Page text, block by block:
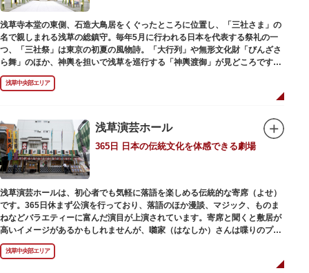
ソニック）の松下幸之助氏の寄進により再建されたものです。
浅草寺本堂の東側、石造大鳥居をくぐったところに位置し、「三社さま」の
名で親しまれる浅草の総鎮守。毎年5月に行われる日本を代表する祭礼の一
つ、「三社祭」は東京の初夏の風物詩。「大行列」や無形文化財「びんざさ
ら舞」のほか、神輿を担いで浅草を巡行する「神輿渡御」が見どころです。
町を練り歩く担ぎ手たちの威勢良い掛け声が響き渡り、浅草の町がまつり一
色に染まります。
6月の「夏越し（なごし）の大祓」では、茅草で作られた輪の中（茅の輪）
ら逃れ、福徳があると伝えられる行事です。
本殿には浅草寺のご本尊である聖観世音菩薩像を見つけた漁師の兄弟ととも
に、尊像として奉安した郷土の文化人、土師真中知（はじのなかとも）の3
人が祀られています。江戸時代に徳川家光が寄進した社殿は本殿・幣殿と拝
殿の間が渡り廊下で繋がる建築様式。国の重要文化財に指定されています。
また、浅草名所七福神のひとつとしても知られ、恵比須像が祀られていま
す。
浅草中央部エリア
浅草演芸ホール
365日 日本の伝統文化を体感できる劇場
浅草演芸ホールは、初心者でも気軽に落語を楽しめる伝統的な寄席（よせ）
です。365日休まず公演を行っており、落語のほか漫談、マジック、ものま
ねなどバラエティーに富んだ演目が上演されています。寄席と聞くと敷居が
高いイメージがあるかもしれませんが、囃家（はなしか）さんは喋りのプ
ロ。すぐに巧みな話芸に引き込まれ、予備知識が無くても楽しめます。
ホール内で飲食できるのも魅力のひとつ。売店でお弁当やお菓子を買ってゆ
っくり番組を楽しんではいかがでしょう。数々の著名な落語家やお笑い芸人
浅草中央部エリア